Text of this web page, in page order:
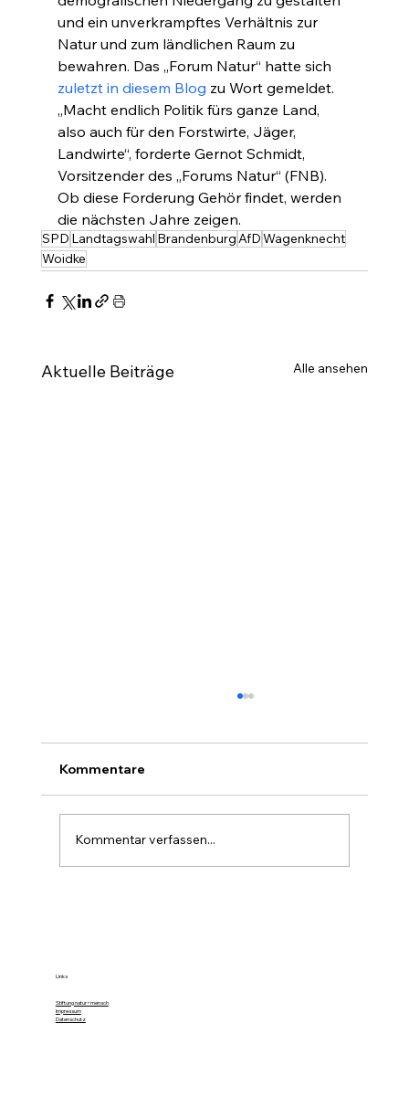
und ein unverkrampftes Verhältnis zur
Natur und zum ländlichen Raum zu
bewahren. Das „Forum Natur“ hatte sich
zuletzt in diesem Blog zu Wort gemeldet.
„Macht endlich Politik fürs ganze Land,
also auch für den Forstwirte, Jäger,
Landwirte“, forderte Gernot Schmidt,
Vorsitzender des „Forums Natur“ (FNB).
Ob diese Forderung Gehör findet, werden
die nächsten Jahre zeigen.
SPD Landtagswahl Brandenburg AfDWagenknecht
Woidke
Aktuelle Beiträge Alle ansehen
Kommentare
Kommentar verfassen...
Links
Stiftung natur+mensch
Impressum
Datenschutz